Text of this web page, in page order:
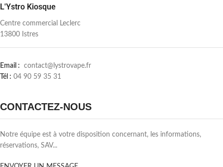
L'Ystro Kiosque
Centre commercial Leclerc
13800 Istres
Email : contact@lystrovape.fr
Tél : 04 90 59 35 31
CONTACTEZ-NOUS
Notre équipe est à votre disposition concernant, les informations,
réservations, SAV...